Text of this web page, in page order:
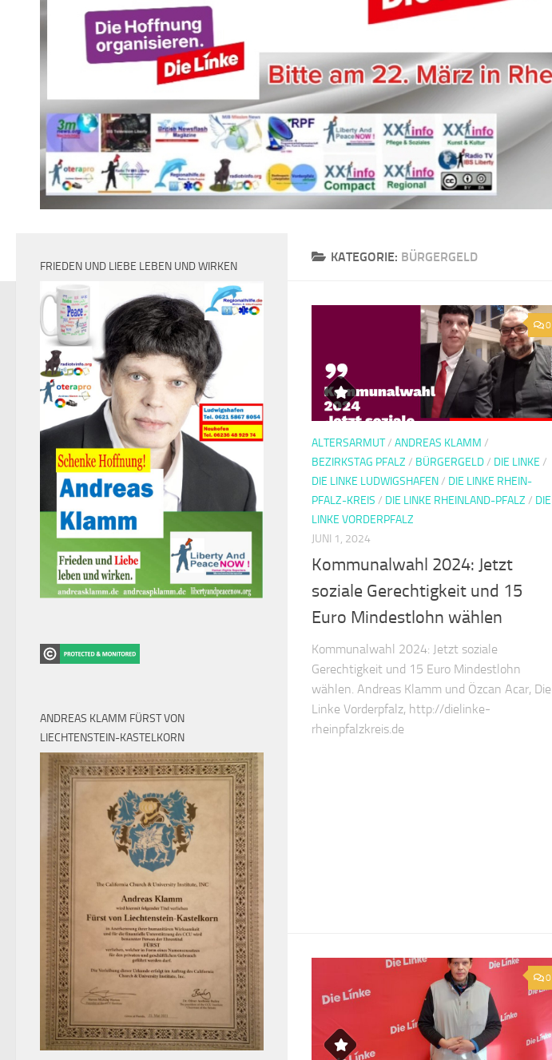
KATEGORIE: BÜRGERGELD
0
ALTERSARMUT/ ANDREAS KLAMM /
BEZIRKSTAG PFALZ / BÜRGERGELD/ DIE LINKE /
DIE LINKE LUDWIGSHAFEN/ DIE LINKE RHEIN-
PFALZ-KREIS / DIE LINKE RHEINLAND-PFALZ / DIE
LINKE VORDERPFALZ
JUNI 1, 2024
Kommunalwahl 2024: Jetzt
soziale Gerechtigkeit und 15
Euro Mindestlohn wählen
Kommunalwahl 2024: Jetzt soziale
Gerechtigkeit und 15 Euro Mindestlohn
wählen. Andreas Klamm und Özcan Acar, Die
Linke Vorderpfalz, http://dielinke-
rheinpfalzkreis.de
0
FRIEDEN UND LIEBE LEBEN UND WIRKEN
ANDREAS KLAMM FÜRST VON
LIECHTENSTEIN-KASTELKORN